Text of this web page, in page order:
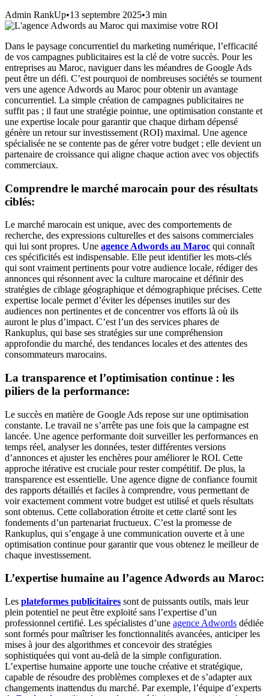
Admin RankUp•13 septembre 2025•3 min
Dans le paysage concurrentiel du marketing numérique, l’efficacité
de vos campagnes publicitaires est la clé de votre succès. Pour les
entreprises au Maroc, naviguer dans les méandres de Google Ads
peut être un défi. C’est pourquoi de nombreuses sociétés se tournent
vers une agence Adwords au Maroc pour obtenir un avantage
concurrentiel. La simple création de campagnes publicitaires ne
suffit pas ; il faut une stratégie pointue, une optimisation constante et
une expertise locale pour garantir que chaque dirham dépensé
génère un retour sur investissement (ROI) maximal. Une agence
spécialisée ne se contente pas de gérer votre budget ; elle devient un
partenaire de croissance qui aligne chaque action avec vos objectifs
commerciaux.
Comprendre le marché marocain pour des résultats
ciblés:
Le marché marocain est unique, avec des comportements de
recherche, des expressions culturelles et des saisons commerciales
qui lui sont propres. Une agence Adwords au Maroc qui connaît
ces spécificités est indispensable. Elle peut identifier les mots-clés
qui sont vraiment pertinents pour votre audience locale, rédiger des
annonces qui résonnent avec la culture marocaine et définir des
stratégies de ciblage géographique et démographique précises. Cette
expertise locale permet d’éviter les dépenses inutiles sur des
audiences non pertinentes et de concentrer vos efforts là où ils
auront le plus d’impact. C’est l’un des services phares de
Rankuplus, qui base ses stratégies sur une compréhension
approfondie du marché, des tendances locales et des attentes des
consommateurs marocains.
La transparence et l’optimisation continue : les
piliers de la performance:
Le succès en matière de Google Ads repose sur une optimisation
constante. Le travail ne s’arrête pas une fois que la campagne est
lancée. Une agence performante doit surveiller les performances en
temps réel, analyser les données, tester différentes versions
d’annonces et ajuster les enchères pour améliorer le ROI. Cette
approche itérative est cruciale pour rester compétitif. De plus, la
transparence est essentielle. Une agence digne de confiance fournit
des rapports détaillés et faciles à comprendre, vous permettant de
voir exactement comment votre budget est utilisé et quels résultats
sont obtenus. Cette collaboration étroite et cette clarté sont les
fondements d’un partenariat fructueux. C’est la promesse de
Rankuplus, qui s’engage à une communication ouverte et à une
optimisation continue pour garantir que vous obtenez le meilleur de
chaque investissement.
L’expertise humaine au l’agence Adwords au Maroc:
Les plateformes publicitaires sont de puissants outils, mais leur
plein potentiel ne peut être exploité sans l’expertise d’un
professionnel certifié. Les spécialistes d’une agence Adwords dédiée
sont formés pour maîtriser les fonctionnalités avancées, anticiper les
mises à jour des algorithmes et concevoir des stratégies
sophistiquées qui vont au-delà de la simple configuration.
L’expertise humaine apporte une touche créative et stratégique,
capable de résoudre des problèmes complexes et de s’adapter aux
changements inattendus du marché. Par exemple, l’équipe d’experts